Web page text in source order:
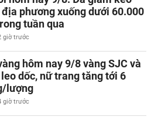
phương xuống dưới 60.000
tuần qua
giờ trước
hôm nay 9/8 vàng SJC và
dốc, nữ trang tăng tới 6
lượng
giờ trước